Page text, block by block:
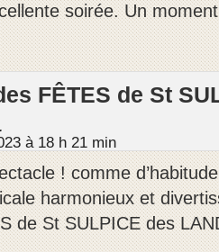
soirée. Un
FÊTES de St
à 18 h 21 min
! comme
harmonieux et
de St SULPICE des